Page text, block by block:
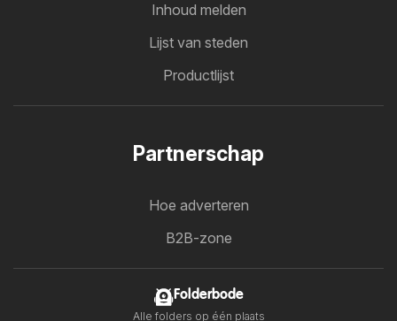
Inhoud melden
Lijst van steden
Productlijst
Partnerschap
Hoe adverteren
B2B-zone
Folderbode
Alle folders op één plaats